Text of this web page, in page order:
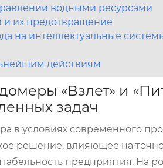
водными ресурсами
их предотвращение
на интеллектуальные
действиям
«Взлет» и
задач
в условиях современного
решение, влияющее на
предприятия. На